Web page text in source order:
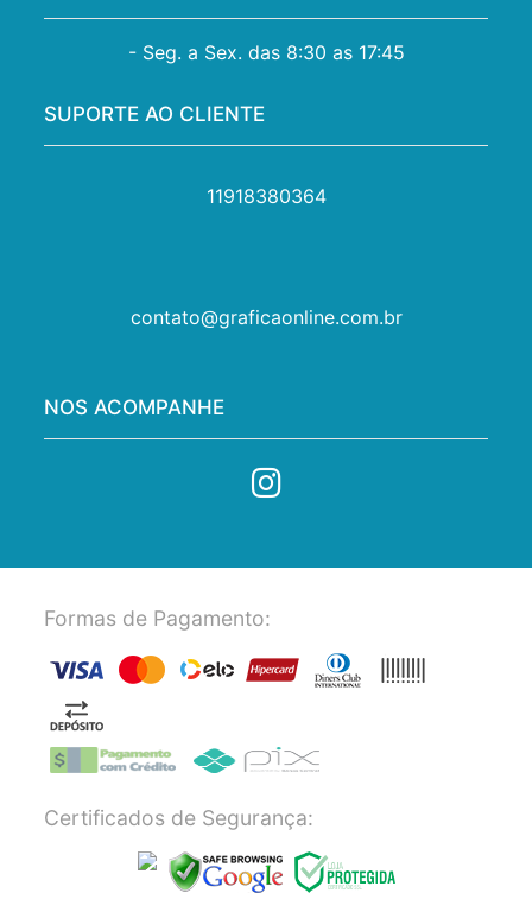
- Seg. a Sex. das 8:30 as 17:45
SUPORTE AO CLIENTE
11918380364
contato@graficaonline.com.br
NOS ACOMPANHE
Formas de Pagamento:
Certificados de Segurança: